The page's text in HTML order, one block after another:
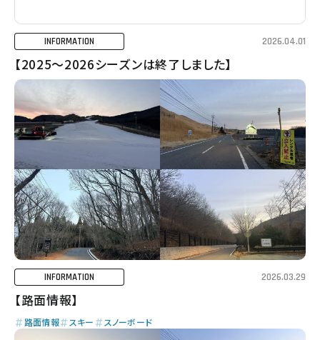
INFORMATION 2026.04.01
【2025～2026シーズンは終了しました】
INFORMATION 2026.03.29
【路面情報】
路面情報 スキー スノーボード